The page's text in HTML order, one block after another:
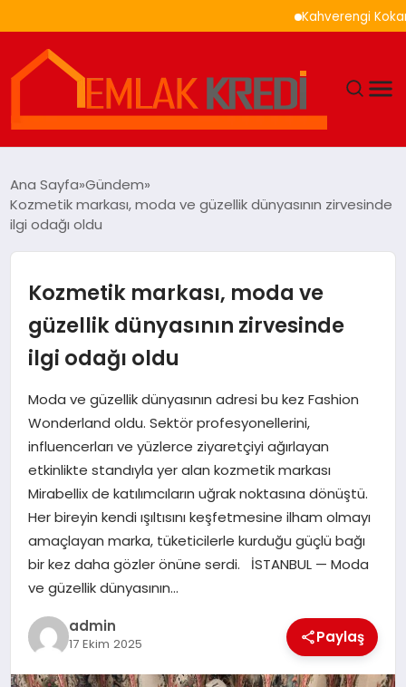
Kahverengi Kokarca İle
EKONOMI
MAGAZIN
SAĞLIK
SIYASET
SPOR
TEKNOLOJI
YAŞAM
Ana Sayfa Gündem
Kozmetik markası, moda ve güzellik dünyasının zirvesinde
ilgi odağı oldu
Kozmetik markası, moda ve
güzellik dünyasının zirvesinde
ilgi odağı oldu
Moda ve güzellik dünyasının adresi bu kez Fashion
Wonderland oldu. Sektör profesyonellerini,
influencerları ve yüzlerce ziyaretçiyi ağırlayan
etkinlikte standıyla yer alan kozmetik markası
Mirabellix de katılımcıların uğrak noktasına dönüştü.
Her bireyin kendi ışıltısını keşfetmesine ilham olmayı
amaçlayan marka, tüketicilerle kurduğu güçlü bağı
bir kez daha gözler önüne serdi. İSTANBUL — Moda
ve güzellik dünyasının…
admin
17 Ekim 2025 Paylaş